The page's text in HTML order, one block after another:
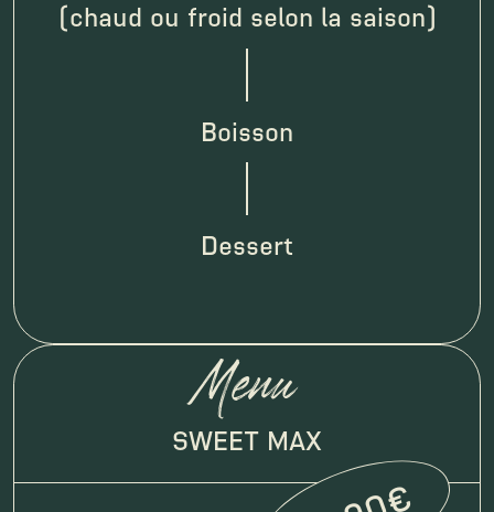
(chaud ou froid selon la saison)
Boisson
Dessert
Menu
SWEET MAX